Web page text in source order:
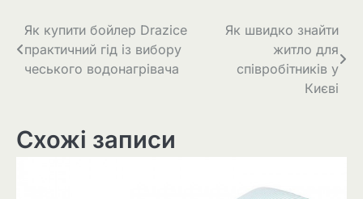
Навігація
записів
Як купити бойлер Drazice
практичний гід із вибору
чеського водонагрівача
Як швидко знайти
житло для
співробітників у
Києві
Схожі записи